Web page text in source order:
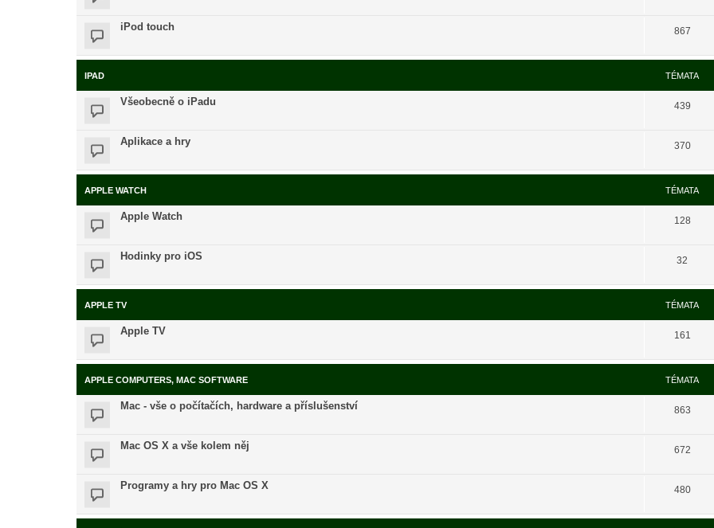
iPod touch 867
IPAD TÉMATA
Všeobecně o iPadu 439
Aplikace a hry 370
APPLE WATCH TÉMATA
Apple Watch 128
Hodinky pro iOS 32
APPLE TV TÉMATA
Apple TV 161
APPLE COMPUTERS, MAC SOFTWARE TÉMATA
Mac - vše o počítačích, hardware a příslušenství 863
Mac OS X a vše kolem něj 672
Programy a hry pro Mac OS X 480